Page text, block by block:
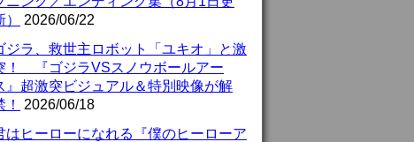
）
2026/06/22
ジラ、救世主ロボット「ユキオ」と激
！ 『ゴジラVSスノウボールアー
』超激突ビジュアル＆特別映像が解
！
2026/06/18
はヒーローになれる『僕のヒーローア